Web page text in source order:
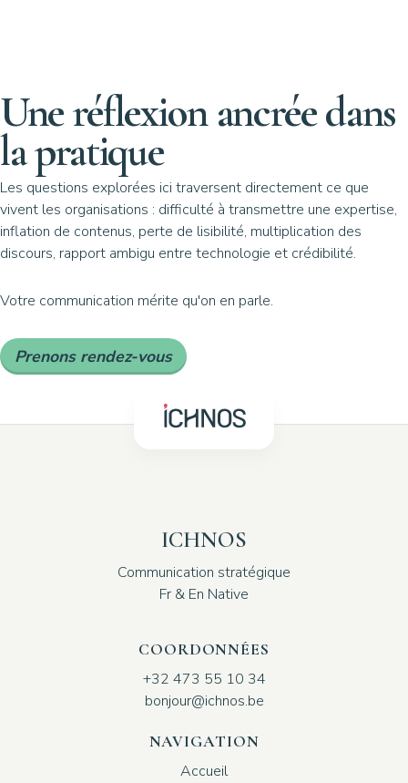
Une réflexion ancrée dans
la pratique
Les questions explorées ici traversent directement ce que
vivent les organisations : difficulté à transmettre une expertise,
inflation de contenus, perte de lisibilité, multiplication des
discours, rapport ambigu entre technologie et crédibilité.
Votre communication mérite qu'on en parle.
Prenons rendez-vous
ICHNOS
Communication stratégique
Fr & En Native
COORDONNÉES
+32 473 55 10 34
bonjour@ichnos.be
NAVIGATION
Accueil